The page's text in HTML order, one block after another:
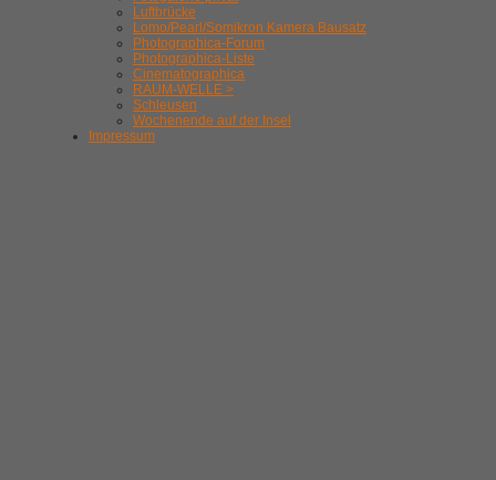
Luftbrücke
Lomo/Pearl/Somikron Kamera Bausatz
Photographica-Forum
Photographica-Liste
Cinematographica
RAUM-WELLE >
Schleusen
Wochenende auf der Insel
Impressum